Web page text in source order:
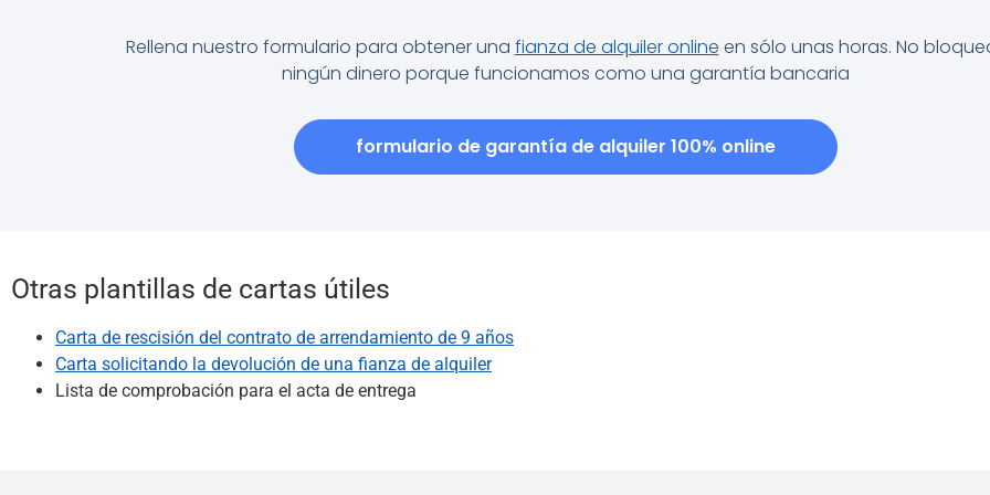
Rellena nuestro formulario para obtener una fianza de alquiler online en sólo unas horas. No
ningún dinero porque funcionamos como una garantía bancaria
formulario de garantía de alquiler 100% online
Otras plantillas de cartas útiles
Carta de rescisión del contrato de arrendamiento de 9 años
Carta solicitando la devolución de una fianza de alquiler
Lista de comprobación para el acta de entrega